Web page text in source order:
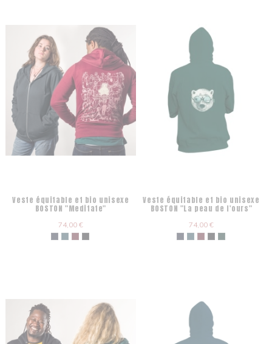
Veste équitable et bio unisexe
BOSTON "Meditate"
74,00 €
Veste équitable et bio unisexe
BOSTON "La peau de l'ours"
74,00 €